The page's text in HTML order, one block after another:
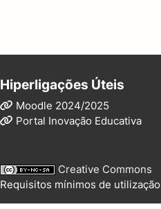
Hiperligações Úteis
Moodle 2024/2025
Portal Inovação Educativa
Creative Commons
Requisitos mínimos de utilização